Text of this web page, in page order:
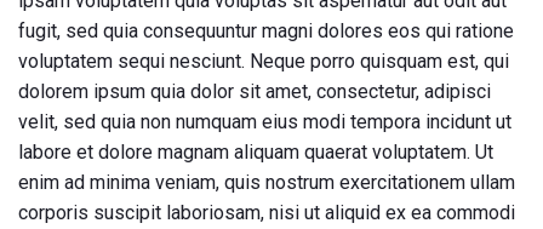
fugit, sed quia consequuntur magni dolores eos qui ratione
voluptatem sequi nesciunt. Neque porro quisquam est, qui
dolorem ipsum quia dolor sit amet, consectetur, adipisci
velit, sed quia non numquam eius modi tempora incidunt ut
labore et dolore magnam aliquam quaerat voluptatem. Ut
enim ad minima veniam, quis nostrum exercitationem ullam
corporis suscipit laboriosam, nisi ut aliquid ex ea commodi